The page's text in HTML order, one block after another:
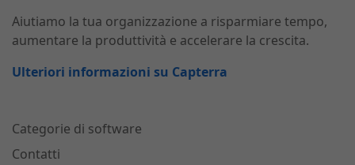
Aiutiamo la tua organizzazione a risparmiare tempo,
aumentare la produttività e accelerare la crescita.
Ulteriori informazioni su Capterra
Categorie di software
Contatti